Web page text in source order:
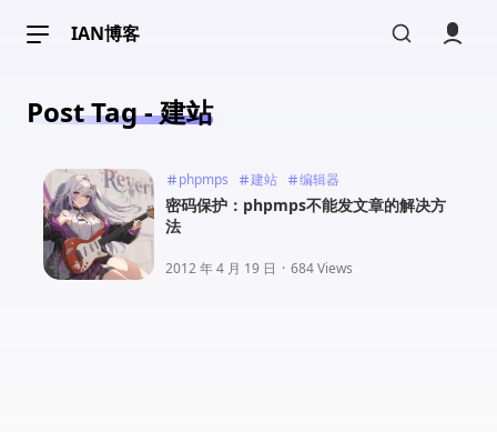
IAN博客
Post Tag - 建站
phpmps 建站 编辑器
密码保护：phpmps不能发文章的解决方
法
2012 年 4 月 19 日 · 684 Views